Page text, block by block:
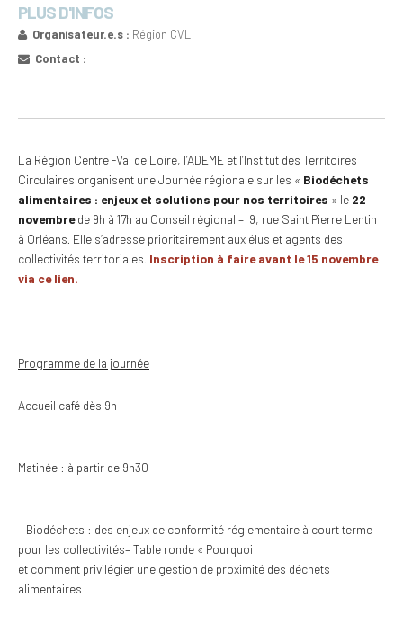
PLUS D'INFOS
Organisateur.e.s : Région CVL
Contact :
La Région Centre -Val de Loire, l’ADEME et l’Institut des Territoires
Circulaires organisent une Journée régionale sur les « Biodéchets
alimentaires : enjeux et solutions pour nos territoires » le 22
novembrede 9h à 17h au Conseil régional – 9, rue Saint Pierre Lentin
à Orléans. Elle s’adresse prioritairement aux élus et agents des
collectivités territoriales. Inscription à faire avant le 15 novembre
via celien.
Programme de la journée
Accueil café dès 9h
Matinée : à partir de 9h30
– Biodéchets : des enjeux de conformité réglementaire à court terme
pour les collectivités–Table ronde « Pourquoi
et comment privilégier une gestion de proximité des déchets
alimentaires